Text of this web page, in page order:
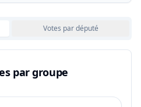
Votes par député
par groupe